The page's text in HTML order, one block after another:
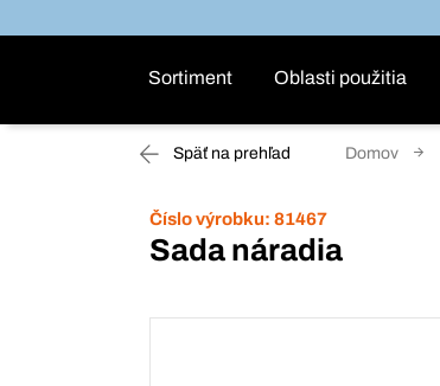
Sortiment Oblasti použitia
Späť na prehľad Domov
Číslo výrobku: 81467
Sada náradia